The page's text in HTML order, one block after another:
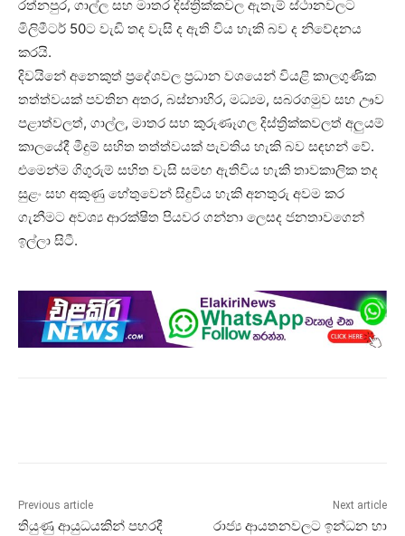
රත්නපුර, ගාල්ල සහ මාතර දිස්ත්‍රික්කවල ඇතැම් ස්ථානවලට
මිලිමීටර් 50ට වැඩි තද වැසි ද ඇති විය හැකි බව ද නිවේදනය
කරයි.
දිවයිනේ අනෙකුත් ප්‍රදේශවල ප්‍රධාන වශයෙන් වියළි කාලගුණික
තත්ත්වයක් පවතින අතර, බස්නාහිර, මධ්‍යම, සබරගමුව සහ ඌව
පළාත්වලත්, ගාල්ල, මාතර සහ කුරුණෑගල දිස්ත්‍රික්කවලත් අලුයම්
කාලයේදී මීදුම් සහිත තත්ත්වයක් පැවතිය හැකි බව සඳහන් වේ.
එමෙන්ම ගිගුරුම් සහිත වැසි සමඟ ඇතිවිය හැකි තාවකාලික තද
සුළං සහ අකුණු හේතුවෙන් සිදුවිය හැකි අනතුරු අවම කර
ගැනීමට අවශ්‍ය ආරක්ෂිත පියවර ගන්නා ලෙසද ජනතාවගෙන්
ඉල්ලා සිටී.
Previous article
තියුණු ආයුධයකින් පහරදී
Next article
රාජ්‍ය ආයතනවලට ඉන්ධන හා